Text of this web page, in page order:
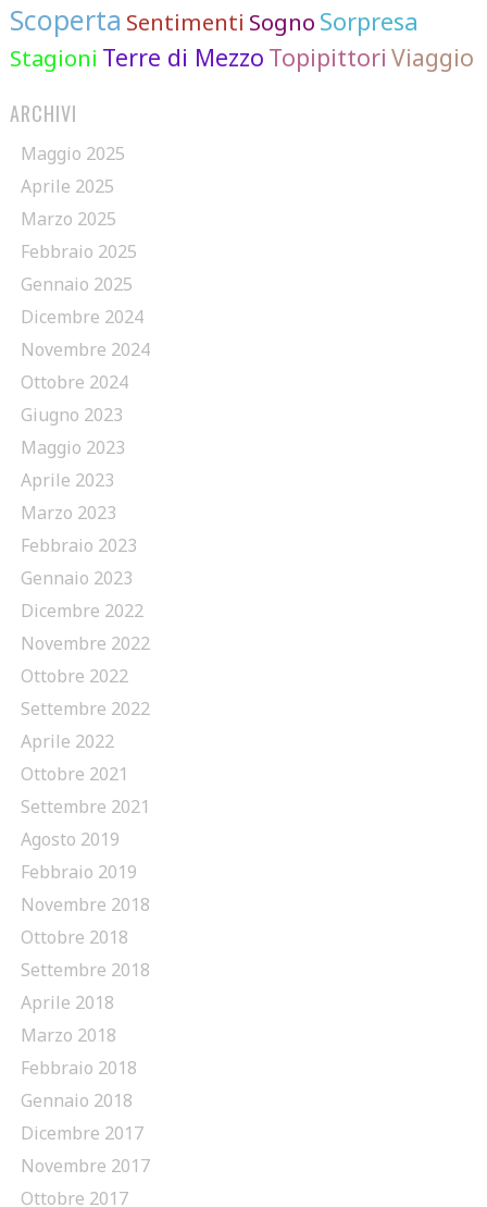
Scoperta Sentimenti Sogno Sorpresa
Stagioni Terre di Mezzo Topipittori Viaggio
ARCHIVI
Maggio 2025
Aprile 2025
Marzo 2025
Febbraio 2025
Gennaio 2025
Dicembre 2024
Novembre 2024
Ottobre 2024
Giugno 2023
Maggio 2023
Aprile 2023
Marzo 2023
Febbraio 2023
Gennaio 2023
Dicembre 2022
Novembre 2022
Ottobre 2022
Settembre 2022
Aprile 2022
Ottobre 2021
Settembre 2021
Agosto 2019
Febbraio 2019
Novembre 2018
Ottobre 2018
Settembre 2018
Aprile 2018
Marzo 2018
Febbraio 2018
Gennaio 2018
Dicembre 2017
Novembre 2017
Ottobre 2017